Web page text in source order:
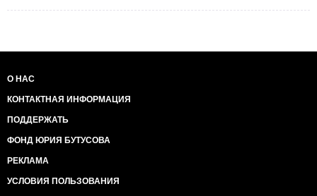
О НАС
КОНТАКТНАЯ ИНФОРМАЦИЯ
ПОДДЕРЖАТЬ
ФОНД ЮРИЯ БУТУСОВА
РЕКЛАМА
УСЛОВИЯ ПОЛЬЗОВАНИЯ